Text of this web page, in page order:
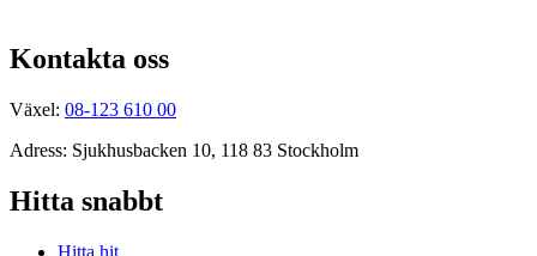
Kontakta oss
Växel: 08-123 610 00
Adress: Sjukhusbacken 10, 118 83 Stockholm
Hitta snabbt
Hitta hit